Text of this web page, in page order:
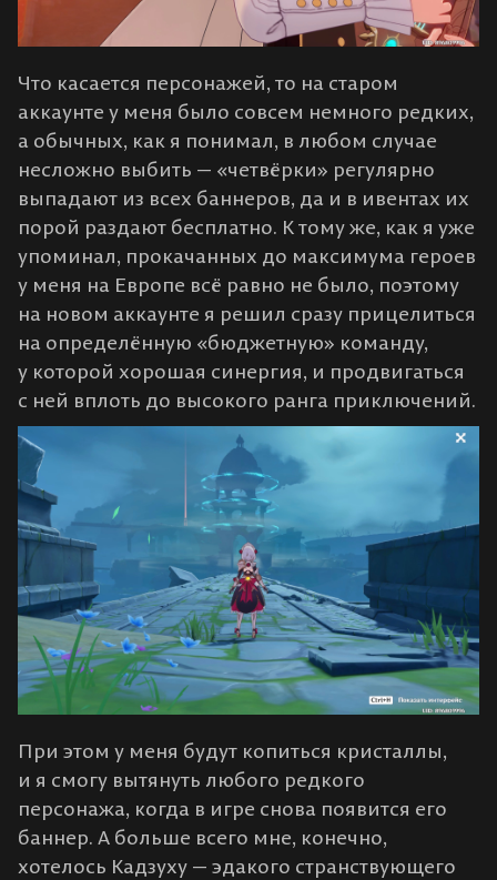
Что касается персонажей, то на старом
аккаунте у меня было совсем немного редких,
а обычных, как я понимал, в любом случае
несложно выбить — «четвёрки» регулярно
выпадают из всех баннеров, да и в ивентах их
порой раздают бесплатно. К тому же, как я уже
упоминал, прокачанных до максимума героев
у меня на Европе всё равно не было, поэтому
на новом аккаунте я решил сразу прицелиться
на определённую «бюджетную» команду,
у которой хорошая синергия, и продвигаться
с ней вплоть до высокого ранга приключений.
При этом у меня будут копиться кристаллы,
и я смогу вытянуть любого редкого
персонажа, когда в игре снова появится его
баннер. А больше всего мне, конечно,
хотелось Кадзуху — эдакого странствующего